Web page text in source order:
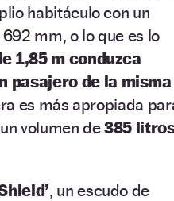
habitáculo con un
mm, o lo que es lo
1,85 m conduzca
pasajero de la misma
es más apropiada
volumen de385
, un escudo de